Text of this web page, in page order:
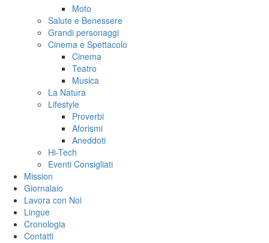
Moto
Salute e Benessere
Grandi personaggi
Cinema e Spettacolo
Cinema
Teatro
Musica
La Natura
Lifestyle
Proverbi
Aforismi
Aneddoti
Hi-Tech
Eventi Consigliati
Mission
Giornalaio
Lavora con Noi
Lingue
Cronologia
Contatti